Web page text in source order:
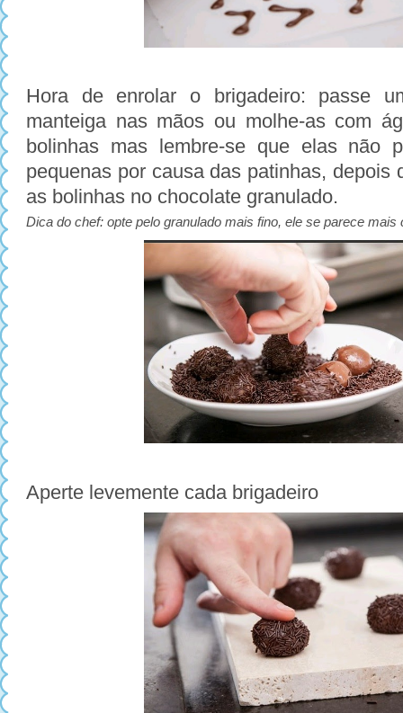
Hora de enrolar o brigadeiro: passe
manteiga nas mãos ou molhe-as com
bolinhas mas lembre-se que elas não
pequenas por causa das patinhas, depois
as bolinhas no chocolate granulado.
Dica do chef: opte pelo granulado mais fino, ele se parece
Aperte levemente cada brigadeiro